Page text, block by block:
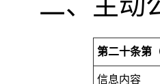
第二十条第
信息内容